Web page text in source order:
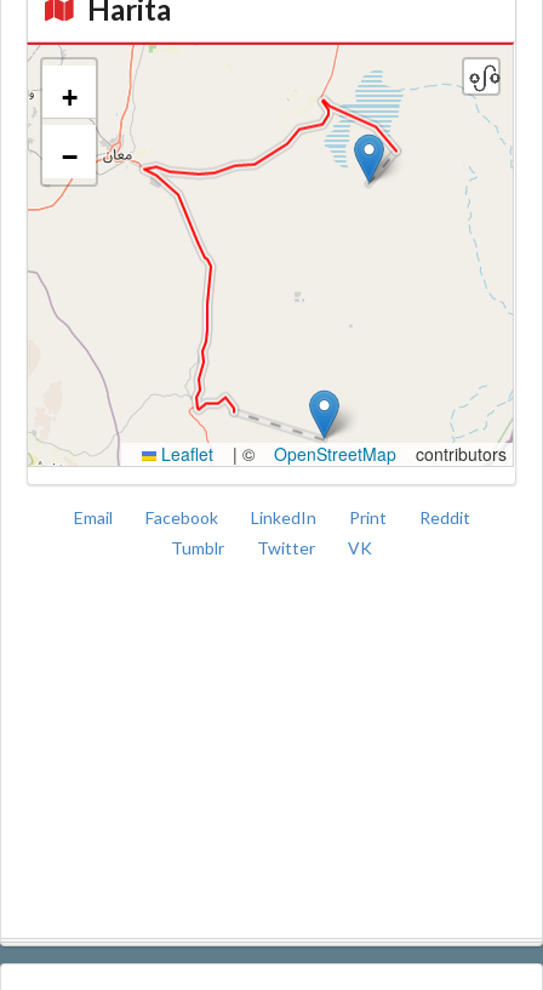
Harita
+
−
Leaflet | © OpenStreetMap contributors
Email Facebook LinkedIn Print
Reddit
Tumblr
Twitter VK